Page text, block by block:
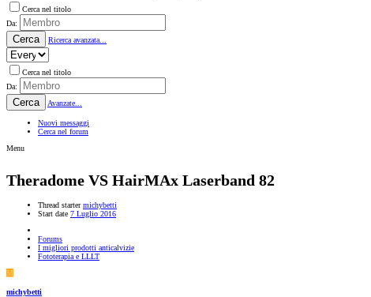
Cerca nel titolo
Da:
Cerca Ricerca avanzata...
Cerca nel titolo
Da:
Cerca Avanzate...
Nuovi messaggi
Cerca nel forum
Menu
Theradome VS HairMAx Laserband 82
Thread starter michybetti
Start date 7 Luglio 2016
Forums
I migliori prodotti anticalvizie
Fototerapia e LLLT
M
michybetti